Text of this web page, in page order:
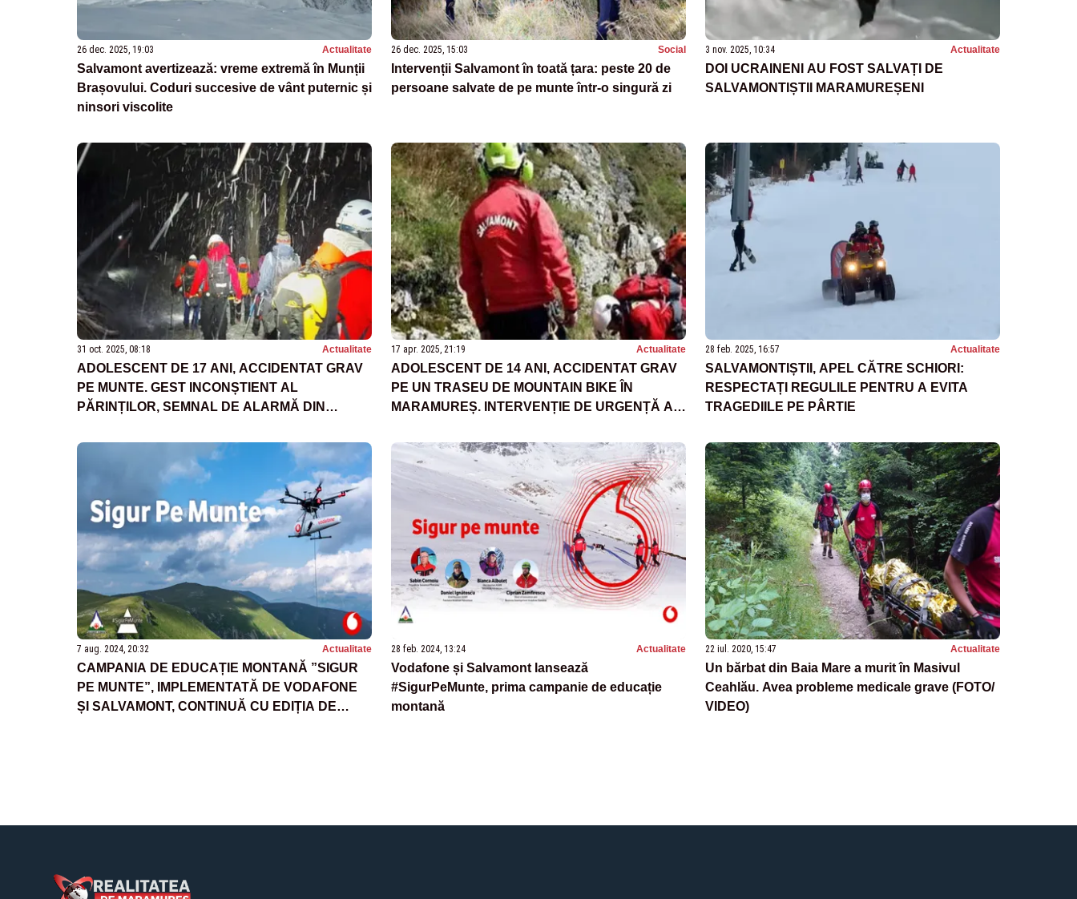
26 dec. 2025, 19:03 Actualitate
Salvamont avertizează: vreme extremă în Munții
Brașovului. Coduri succesive de vânt puternic și
ninsori viscolite
26 dec. 2025, 15:03 Social
Intervenții Salvamont în toată țara: peste 20 de
persoane salvate de pe munte într-o singură zi
3 nov. 2025, 10:34 Actualitate
DOI UCRAINENI AU FOST SALVAȚI DE
SALVAMONTIȘTII MARAMUREȘENI
31 oct. 2025, 08:18 Actualitate
ADOLESCENT DE 17 ANI, ACCIDENTAT GRAV
PE MUNTE. GEST INCONȘTIENT AL
PĂRINȚILOR, SEMNAL DE ALARMĂ DIN
17 apr. 2025, 21:19 Actualitate
ADOLESCENT DE 14 ANI, ACCIDENTAT GRAV
PE UN TRASEU DE MOUNTAIN BIKE ÎN
MARAMUREȘ. INTERVENȚIE DE URGENȚĂ A
28 feb. 2025, 16:57 Actualitate
SALVAMONTIȘTII, APEL CĂTRE SCHIORI:
RESPECTAȚI REGULILE PENTRU A EVITA
TRAGEDIILE PE PÂRTIE
7 aug. 2024, 20:32 Actualitate
CAMPANIA DE EDUCAȚIE MONTANĂ ”SIGUR
PE MUNTE”, IMPLEMENTATĂ DE VODAFONE
ȘI SALVAMONT, CONTINUĂ CU EDIȚIA DE
28 feb. 2024, 13:24 Actualitate
Vodafone și Salvamont lansează
#SigurPeMunte, prima campanie de educație
montană
22 iul. 2020, 15:47 Actualitate
Un bărbat din Baia Mare a murit în Masivul
Ceahlău. Avea probleme medicale grave (FOTO/
VIDEO)